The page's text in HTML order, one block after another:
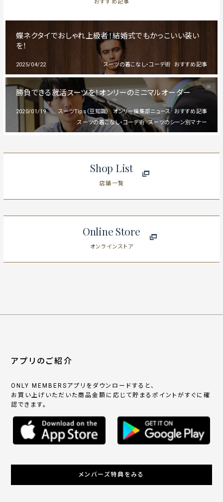
おすすめ記事
蝶ネクタイでおしゃれ上級者！結婚式でもかっこいい装い
を！
2025/04/22 おすすめ記事
スーツの着こなし・コーデ術
勝負できる就活スーツを！オンリーのミニマルオーダー
2020/01/19 おすすめ記事
オンリー編集部ニュース
スーツTips（豆知識）
スーツのシーン別マナー
スーツの着こなし・コーデ術
Shop List
店舗一覧
Online Store
オンラインストア
アプリのご紹介
ONLY MEMBERSアプリをダウンロードすると、
お買い上げいただいた商品金額に応じて貯まるポイントがすぐに確
認できます。
メンバーズ特典をみる